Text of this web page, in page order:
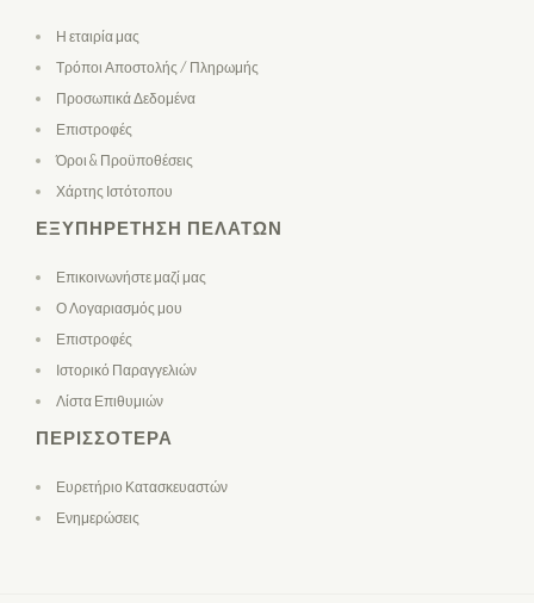
Η εταιρία μας
Τρόποι Αποστολής / Πληρωμής
Προσωπικά Δεδομένα
Επιστροφές
Όροι & Προϋποθέσεις
Χάρτης Ιστότοπου
ΕΞΥΠΗΡΈΤΗΣΗ ΠΕΛΑΤΏΝ
Επικοινωνήστε μαζί μας
Ο Λογαριασμός μου
Επιστροφές
Ιστορικό Παραγγελιών
Λίστα Επιθυμιών
ΠΕΡΙΣΣΌΤΕΡΑ
Ευρετήριο Κατασκευαστών
Ενημερώσεις